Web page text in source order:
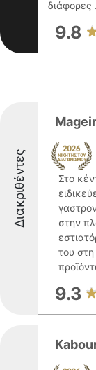
διάφορες
9.8
Διακριθέντες
Στο
στην
του
9.3